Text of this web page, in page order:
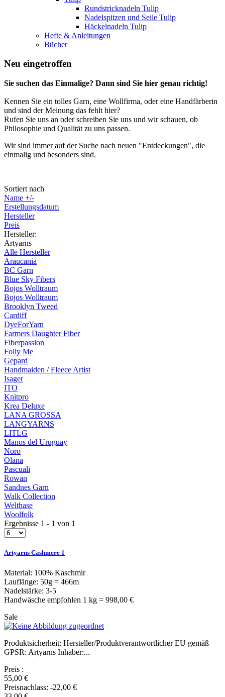
Rundstricknadeln Tulip
Nadelspitzen und Seile Tulip
Häckelnadeln Tulip
Hefte & Anleitungen
Bücher
Neu eingetroffen
Sie suchen das Einmalige? Dann sind Sie hier genau richtig!
Kennen Sie ein tolles Garn, eine Wollfirma, oder eine Handfärberin
und sind der Meinung das fehlt hier?
Rufen Sie uns an oder schreiben Sie uns und wir schauen, ob
Philosophie und Qualität zu uns passen.
Wir sind immer auf der Suche nach neuen "Entdeckungen", die
einmalig und besonders sind.
Sortiert nach
Name +/-
Erstellungsdatum
Hersteller
Preis
Hersteller:
Artyarns
Alle Hersteller
Araucania
BC Garn
Blue Sky Fibers
Bojos Wolltraum
Bojos Wolltraum
Brooklyn Tweed
Cardiff
DyeForYarn
Farmers Daughter Fiber
Fiberpassion
Folly Me
Gepard
Handmaiden / Fleece Artist
Isager
ITO
Knitpro
Krea Deluxe
LANA GROSSA
LANGYARNS
LITLG
Manos del Uruguay
Noro
Olana
Pascuali
Rowan
Sandnes Garn
Walk Collection
Welthase
Woolfolk
Ergebnisse 1 - 1 von 1
Artyarns Cashmere 1
Material: 100% Kaschmir
Lauflänge: 50g = 466m
Nadelstärke: 3-5
Handwäsche empfohlen 1 kg = 998,00 €
Sale
Produktsicherheit: Hersteller/Produktverantwortlicher EU gemäß
GPSR: Artyarns Inhaber:...
Preis :
55,00 €
Preisnachlass: -22,00 €